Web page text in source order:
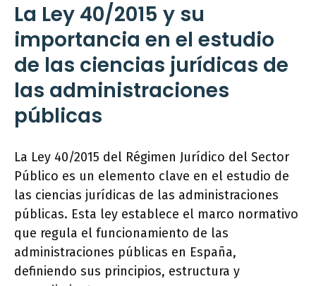
La Ley 40/2015 y su
importancia en el estudio
de las ciencias jurídicas de
las administraciones
públicas
La Ley 40/2015 del Régimen Jurídico del Sector
Público es un elemento clave en el estudio de
las ciencias jurídicas de las administraciones
públicas. Esta ley establece el marco normativo
que regula el funcionamiento de las
administraciones públicas en España,
definiendo sus principios, estructura y